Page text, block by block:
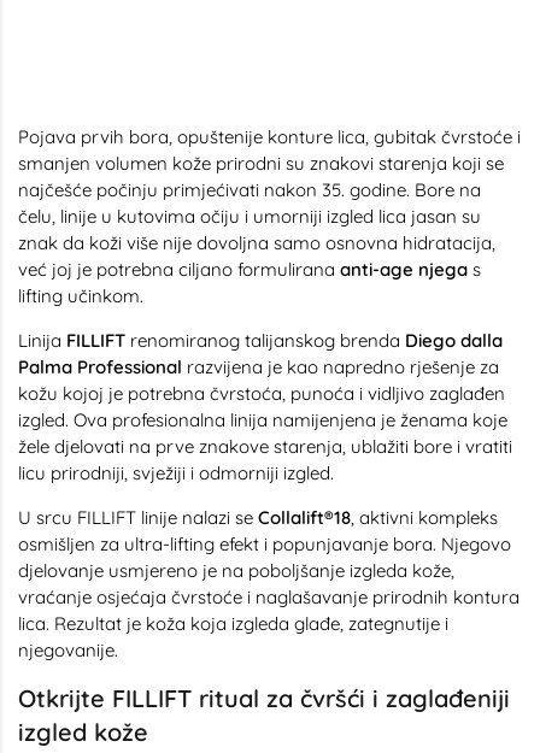
Pojava prvih bora, opuštenije konture lica, gubitak čvrstoće i
smanjen volumen kože prirodni su znakovi starenja koji se
najčešće počinju primjećivati nakon 35. godine. Bore na
čelu, linije u kutovima očiju i umorniji izgled lica jasan su
znak da koži više nije dovoljna samo osnovna hidratacija,
već joj je potrebna ciljano formulirana anti-age njega s
lifting učinkom.
Linija FILLIFT renomiranog talijanskog brenda Diego dalla
Palma Professional razvijena je kao napredno rješenje za
kožu kojoj je potrebna čvrstoća, punoća i vidljivo zaglađen
izgled. Ova profesionalna linija namijenjena je ženama koje
žele djelovati na prve znakove starenja, ublažiti bore i vratiti
licu prirodniji, svježiji i odmorniji izgled.
U srcu FILLIFT linije nalazi se Collalift®18 , aktivni kompleks
osmišljen za ultra-lifting efekt i popunjavanje bora. Njegovo
djelovanje usmjereno je na poboljšanje izgleda kože,
vraćanje osjećaja čvrstoće i naglašavanje prirodnih kontura
lica. Rezultat je koža koja izgleda glađe, zategnutije i
njegovanije.
Otkrijte FILLIFT ritual za čvršći i zaglađeniji
izgled kože